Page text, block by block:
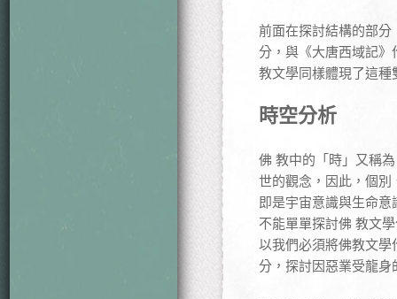
前面在探討結構的部
分，與《大唐西域記
教文學同樣體現了這種
時空分析
佛 教中的「時」又稱
世的觀念，因此，個
即是宇宙意識與生命
不能單單探討佛 教文
以我們必須將佛教文
分，探討因惡業受龍